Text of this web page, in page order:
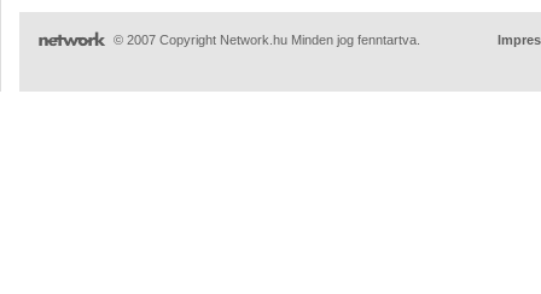
© 2007 Copyright Network.hu Minden jog fenntartva.